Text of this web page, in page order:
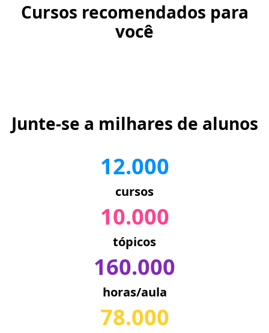
Cursos recomendados para
você
Junte-se a milhares de alunos
12.000
cursos
10.000
tópicos
160.000
horas/aula
78.000